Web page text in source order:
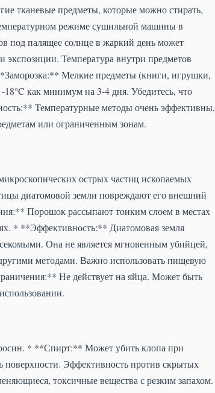
тканевые предметы, которые можно стирать,
режиме сушильной машины в
под палящее солнце в жаркий день может
экспозиции. Температура внутри предметов
Мелкие предметы (книги, игрушки,
как минимум на 3-4 дня. Убедитесь, что
Температурные методы очень эффективны,
или ограниченным зонам.
острых частиц ископаемых
диатомовой земли повреждают его внешний
Порошок рассыпают тонким слоем в местах
* **Эффективность:** Диатомовая земля
Она не является мгновенным убийцей,
методами. Важно использовать пищевую
Не действует на яйца. Может быть
* **Спирт:** Может убить клопа при
поверхности. Эффективность против скрытых
токсичные вещества с резким запахом.